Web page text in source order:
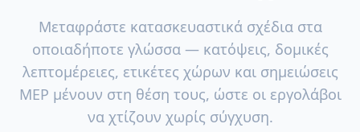
Μεταφράστε κατασκευαστικά σχέδια στα
οποιαδήποτε γλώσσα — κατόψεις, δομικές
λεπτομέρειες, ετικέτες χώρων και σημειώσεις
MEP μένουν στη θέση τους, ώστε οι εργολάβοι
να χτίζουν χωρίς σύγχυση.